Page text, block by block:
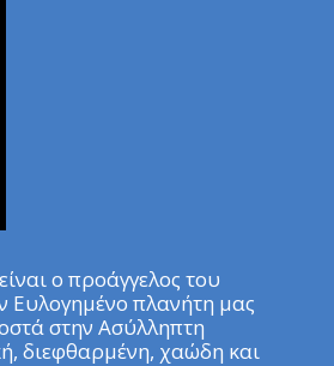
ο προάγγελος του
Ευλογημένο πλανήτη μας
στην Ασύλληπτη
διεφθαρμένη, χαώδη και